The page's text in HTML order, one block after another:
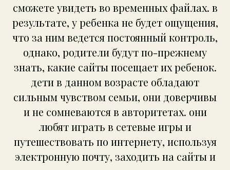
сможете увидеть во временных файлах. в
результате, у ребенка не будет ощущения,
что за ним ведется постоянный контроль,
однако, родители будут по-прежнему
знать, какие сайты посещает их ребенок.
дети в данном возрасте обладают
сильным чувством семьи, они доверчивы
и не сомневаются в авторитетах. они
любят играть в сетевые игры и
путешествовать по интернету, используя
электронную почту, заходить на сайты и